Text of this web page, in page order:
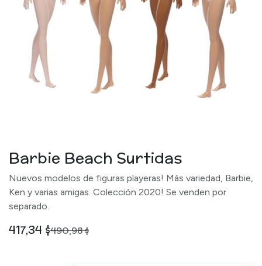
Barbie Beach Surtidas
Nuevos modelos de figuras playeras! Más variedad, Barbie,
Ken y varias amigas. Colección 2020! Se venden por
separado.
417,34 $490,98$